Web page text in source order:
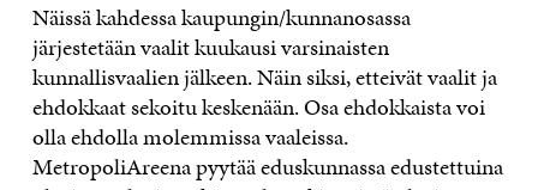
Näissä kahdessa kaupungin/kunnanosassa
järjestetään vaalit kuukausi varsinaisten
kunnallisvaalien jälkeen. Näin siksi, etteivät vaalit ja
ehdokkaat sekoitu keskenään. Osa ehdokkaista voi
olla ehdolla molemmissa vaaleissa.
MetropoliAreena pyytää eduskunnassa edustettuina